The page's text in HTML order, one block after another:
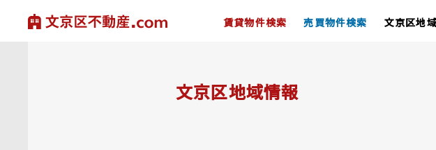
賃貸物件検索 売買物件検索 文京区地
文京区地域情報